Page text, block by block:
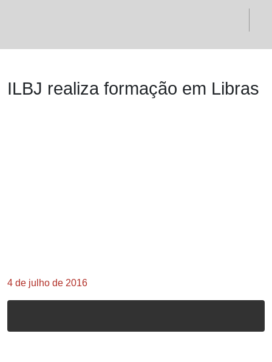
ILBJ realiza formação em Libras
4 de julho de 2016